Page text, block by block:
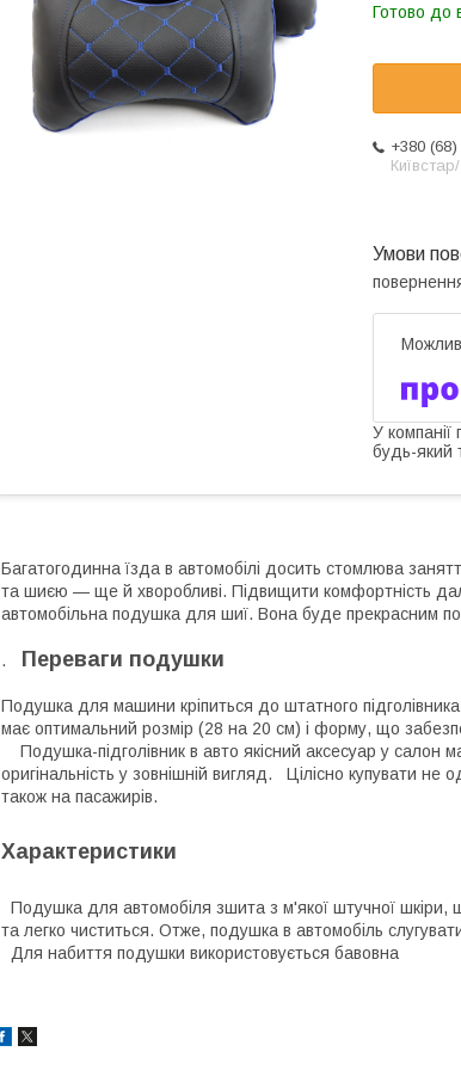
Готово до
+380
У компанії
будь-який
Багатогодинна їзда в автомобілі досить стомлюва
та шиєю — ще й хворобливі. Підвищити комфортність
автомобільна подушка для шиї. Вона буде прекрасним
. Переваги подушки
Подушка для машини кріпиться до штатного
має оптимальний розмір (28 на 20 см) і форму, що
Подушка-підголівник в авто якісний аксесуар у салон
оригінальність у зовнішній вигляд. Цілісно купувати
також на пасажирів.
Характеристики
Подушка для автомобіля зшита з м'якої штучної шкіри,
та легко чиститься. Отже, подушка в автомобіль
Для набиття подушки використовується бавовна